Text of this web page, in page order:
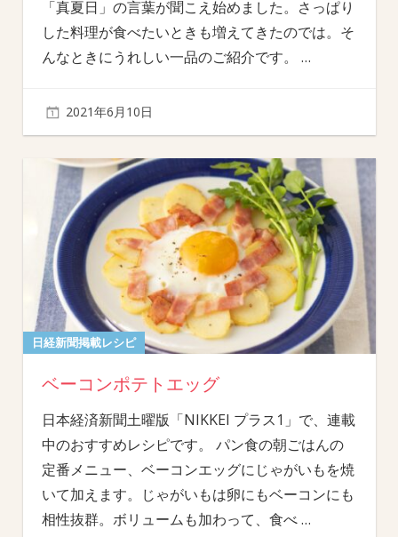
「真夏日」の言葉が聞こえ始めました。さっぱり
した料理が食べたいときも増えてきたのでは。そ
んなときにうれしい一品のご紹介です。 …
2021年6月10日
日経新聞掲載レシピ
ベーコンポテトエッグ
日本経済新聞土曜版「NIKKEI プラス1」で、連載
中のおすすめレシピです。 パン食の朝ごはんの
定番メニュー、ベーコンエッグにじゃがいもを焼
いて加えます。じゃがいもは卵にもベーコンにも
相性抜群。ボリュームも加わって、食べ…